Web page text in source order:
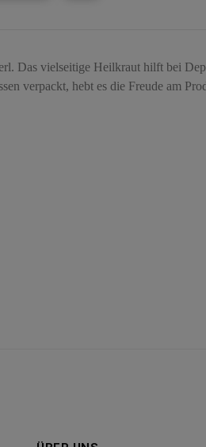
Das vielseitige Heilkraut hilft bei
verpackt, hebt es die Freude am